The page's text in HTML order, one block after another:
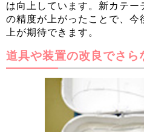
は向上しています。新カテー
の精度が上がったことで、今
上が期待できます。
道具や装置の改良でさら